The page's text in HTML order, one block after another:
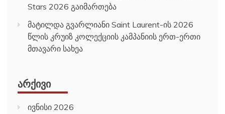
Stars 2026 გაიმართება
მატილდა გვარლიანი Saint Laurent-ის 2026
წლის კრუიზ კოლექციის კამპანიის ერთ-ერთი
მთავარი სახეა
ᲐᲠᲥᲘᲕᲘ
ივნისი 2026